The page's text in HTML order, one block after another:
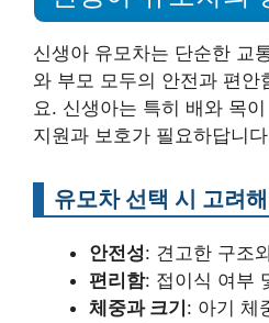
신생아 유모차는 단순한 교
와 부모 모두의 안전과 편안
요. 신생아는 특히 배와 목
지원과 보호가 필요하답니
유모차 선택 시 고려
안전성: 견고한 구조
편리함: 접이식 여부
체중과 크기 : 아기 체